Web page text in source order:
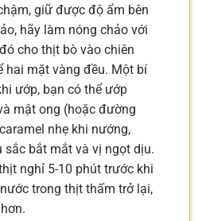
giữ được độ ẩm bên
hãy làm nóng chảo với
cho thịt bò vào chiên
hai mặt vàng đều. Một bí
ướp, bạn có thể ướp
mật ong (hoặc đường
nhẹ khi nướng,
bắt mắt và vị ngọt dịu.
nghỉ 5-10 phút trước khi
trong thịt thấm trở lại,